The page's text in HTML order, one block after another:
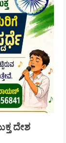
ದೇಶ